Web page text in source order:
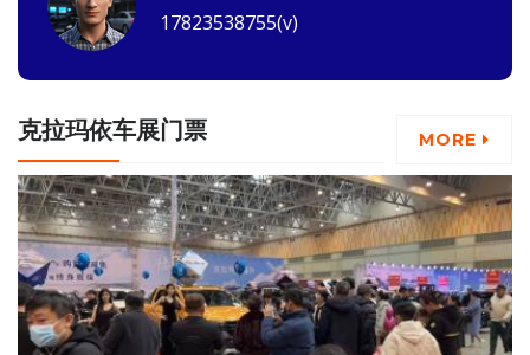
17823538755(v)
克拉玛依车展门票 MORE